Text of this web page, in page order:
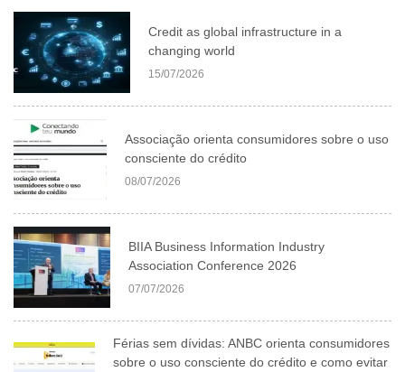
Credit as global infrastructure in a
changing world
15/07/2026
Associação orienta consumidores sobre o uso
consciente do crédito
08/07/2026
BIIA Business Information Industry
Association Conference 2026
07/07/2026
Férias sem dívidas: ANBC orienta consumidores
sobre o uso consciente do crédito e como evitar